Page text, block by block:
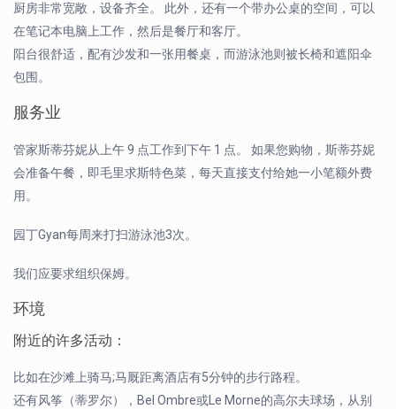
厨房非常宽敞，设备齐全。 此外，还有一个带办公桌的空间，可以
在笔记本电脑上工作，然后是餐厅和客厅。
阳台很舒适，配有沙发和一张用餐桌，而游泳池则被长椅和遮阳伞
包围。
服务业
管家斯蒂芬妮从上午 9 点工作到下午 1 点。 如果您购物，斯蒂芬妮
会准备午餐，即毛里求斯特色菜，每天直接支付给她一小笔额外费
用。
园丁Gyan每周来打扫游泳池3次。
我们应要求组织保姆。
环境
附近的许多活动：
比如在沙滩上骑马;马厩距离酒店有5分钟的步行路程。
还有风筝（蒂罗尔），Bel Ombre或Le Morne的高尔夫球场，从别